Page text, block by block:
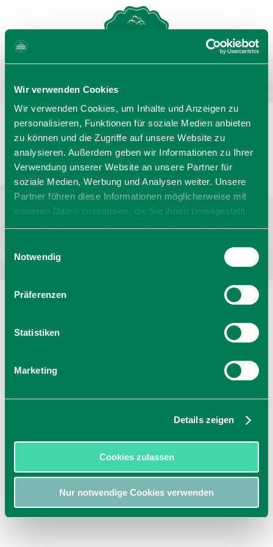
Wir verwenden Cookies
Wir verwenden Cookies, um Inhalte und Anzeigen zu
personalisieren, Funktionen für soziale Medien anbieten
zu können und die Zugriffe auf unsere Website zu
analysieren. Außerdem geben wir Informationen zu Ihrer
Verwendung unserer Website an unsere Partner für
soziale Medien, Werbung und Analysen weiter. Unsere
Partner führen diese Informationen möglicherweise mit
weiteren Daten zusammen, die Sie ihnen bereitgestellt
Cookies, wenn Sie unsere Webseite weiterhin nutzen.
Notwendig
Präferenzen
Statistiken
Marketing
Details zeigen
Cookies zulassen
Nur notwendige Cookies verwenden
Sprache wählen: DE EN IT
Barrierefrei reisen Filmregion
Prospekte
Kontakt
Impressum
Datenschutz
Erklärung zur Barrierefreiheit
Bayern - traditionell anders
GASTGEBERSUCHE